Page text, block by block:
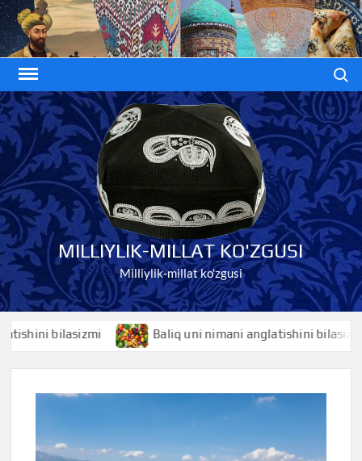
Skip
to
content
MILLIYLIK-MILLAT KO'ZGUSI
Milliylik-millat ko'zgusi
bilasizmi Baliq uni nimani anglatishini bilasizmi